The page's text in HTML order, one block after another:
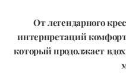
От легендарного
интерпретаций
который продолжает